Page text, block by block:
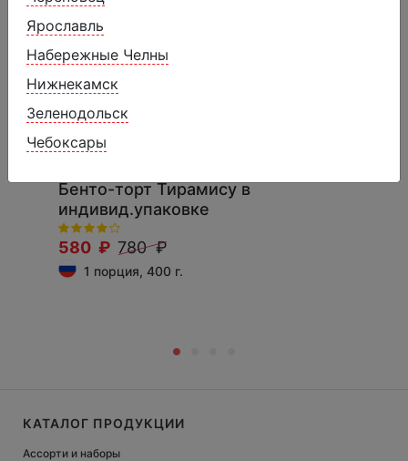
Ярославль
Набережные Челны
Нижнекамск
Зеленодольск
Чебоксары
Бенто-торт Тирамису в
индивид.упаковке
580 ₽ 780 ₽
1 порция, 400 г.
КАТАЛОГ ПРОДУКЦИИ
Ассорти и наборы